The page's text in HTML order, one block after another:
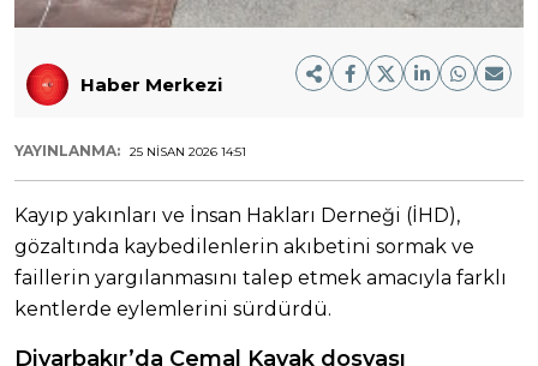
Haber Merkezi
YAYINLANMA: 25 NISAN 2026 14:51
Kayıp yakınları ve İnsan Hakları Derneği (İHD),
gözaltında kaybedilenlerin akıbetini sormak ve
faillerin yargılanmasını talep etmek amacıyla farklı
kentlerde eylemlerini sürdürdü.
Diyarbakır’da Cemal Kavak dosyası